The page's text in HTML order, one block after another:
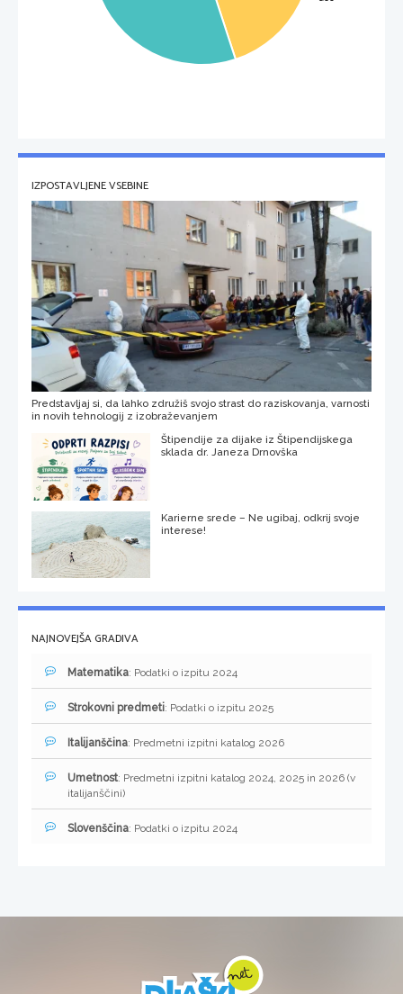
IZPOSTAVLJENE VSEBINE
Predstavljaj si, da lahko združiš svojo strast do raziskovanja, varnosti
in novih tehnologij z izobraževanjem
Štipendije za dijake iz Štipendijskega
sklada dr. Janeza Drnovška
Karierne srede – Ne ugibaj, odkrij svoje
interese!
NAJNOVEJŠA GRADIVA
Matematika: Podatki o izpitu 2024
Strokovni predmeti: Podatki o izpitu 2025
Italijanščina: Predmetni izpitni katalog 2026
Umetnost: Predmetni izpitni katalog 2024, 2025 in 2026 (v
italijanščini)
Slovenščina: Podatki o izpitu 2024